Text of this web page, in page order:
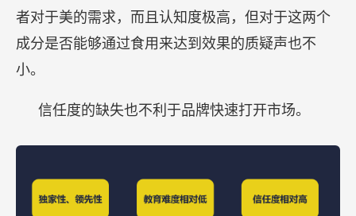
者对于美的需求，而且认知度极高，但对于这两个
成分是否能够通过食用来达到效果的质疑声也不
小。
信任度的缺失也不利于品牌快速打开市场。